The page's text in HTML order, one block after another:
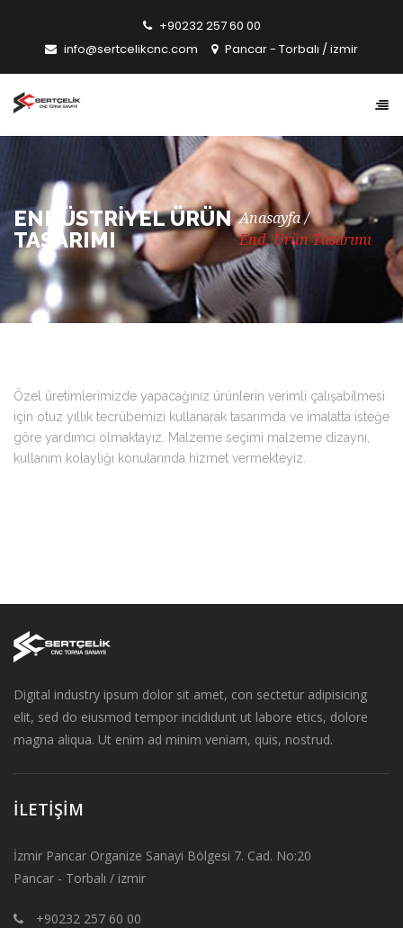
+90232 257 60 00
info@sertcelikcnc.com
Pancar - Torbalı / izmir
Anasayfa
End. Ürün Tasarımı
ENDÜSTRIYEL ÜRÜN
TASARIMI
Özel üretimlerimizde yapacağınız ürünlerin verimli çalışabilmesi
için otuz yıllık tecrübemizi kullanarak tasarımda ve imalatta isteğe
göre yardımcı olmaktayız. Malzeme seçimi malzeme dizaynı,
kullanım kolaylığı konularında hizmet vermekteyiz.
Digital industry ipsum dolor sit amet, con sectetur adipisicing
elit, sed do eiusmod tempor incididunt ut labore etics, dolore
magna aliqua. Ut enim ad minim veniam, quis, nostrud.
İLETIŞIM
İzmir Pancar Organize Sanayi Bölgesi 7. Cad. No:20
Pancar - Torbalı / izmir
+90232 257 60 00